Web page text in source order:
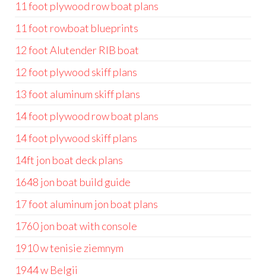
11 foot plywood row boat plans
11 foot rowboat blueprints
12 foot Alutender RIB boat
12 foot plywood skiff plans
13 foot aluminum skiff plans
14 foot plywood row boat plans
14 foot plywood skiff plans
14ft jon boat deck plans
1648 jon boat build guide
17 foot aluminum jon boat plans
1760 jon boat with console
1910 w tenisie ziemnym
1944 w Belgii